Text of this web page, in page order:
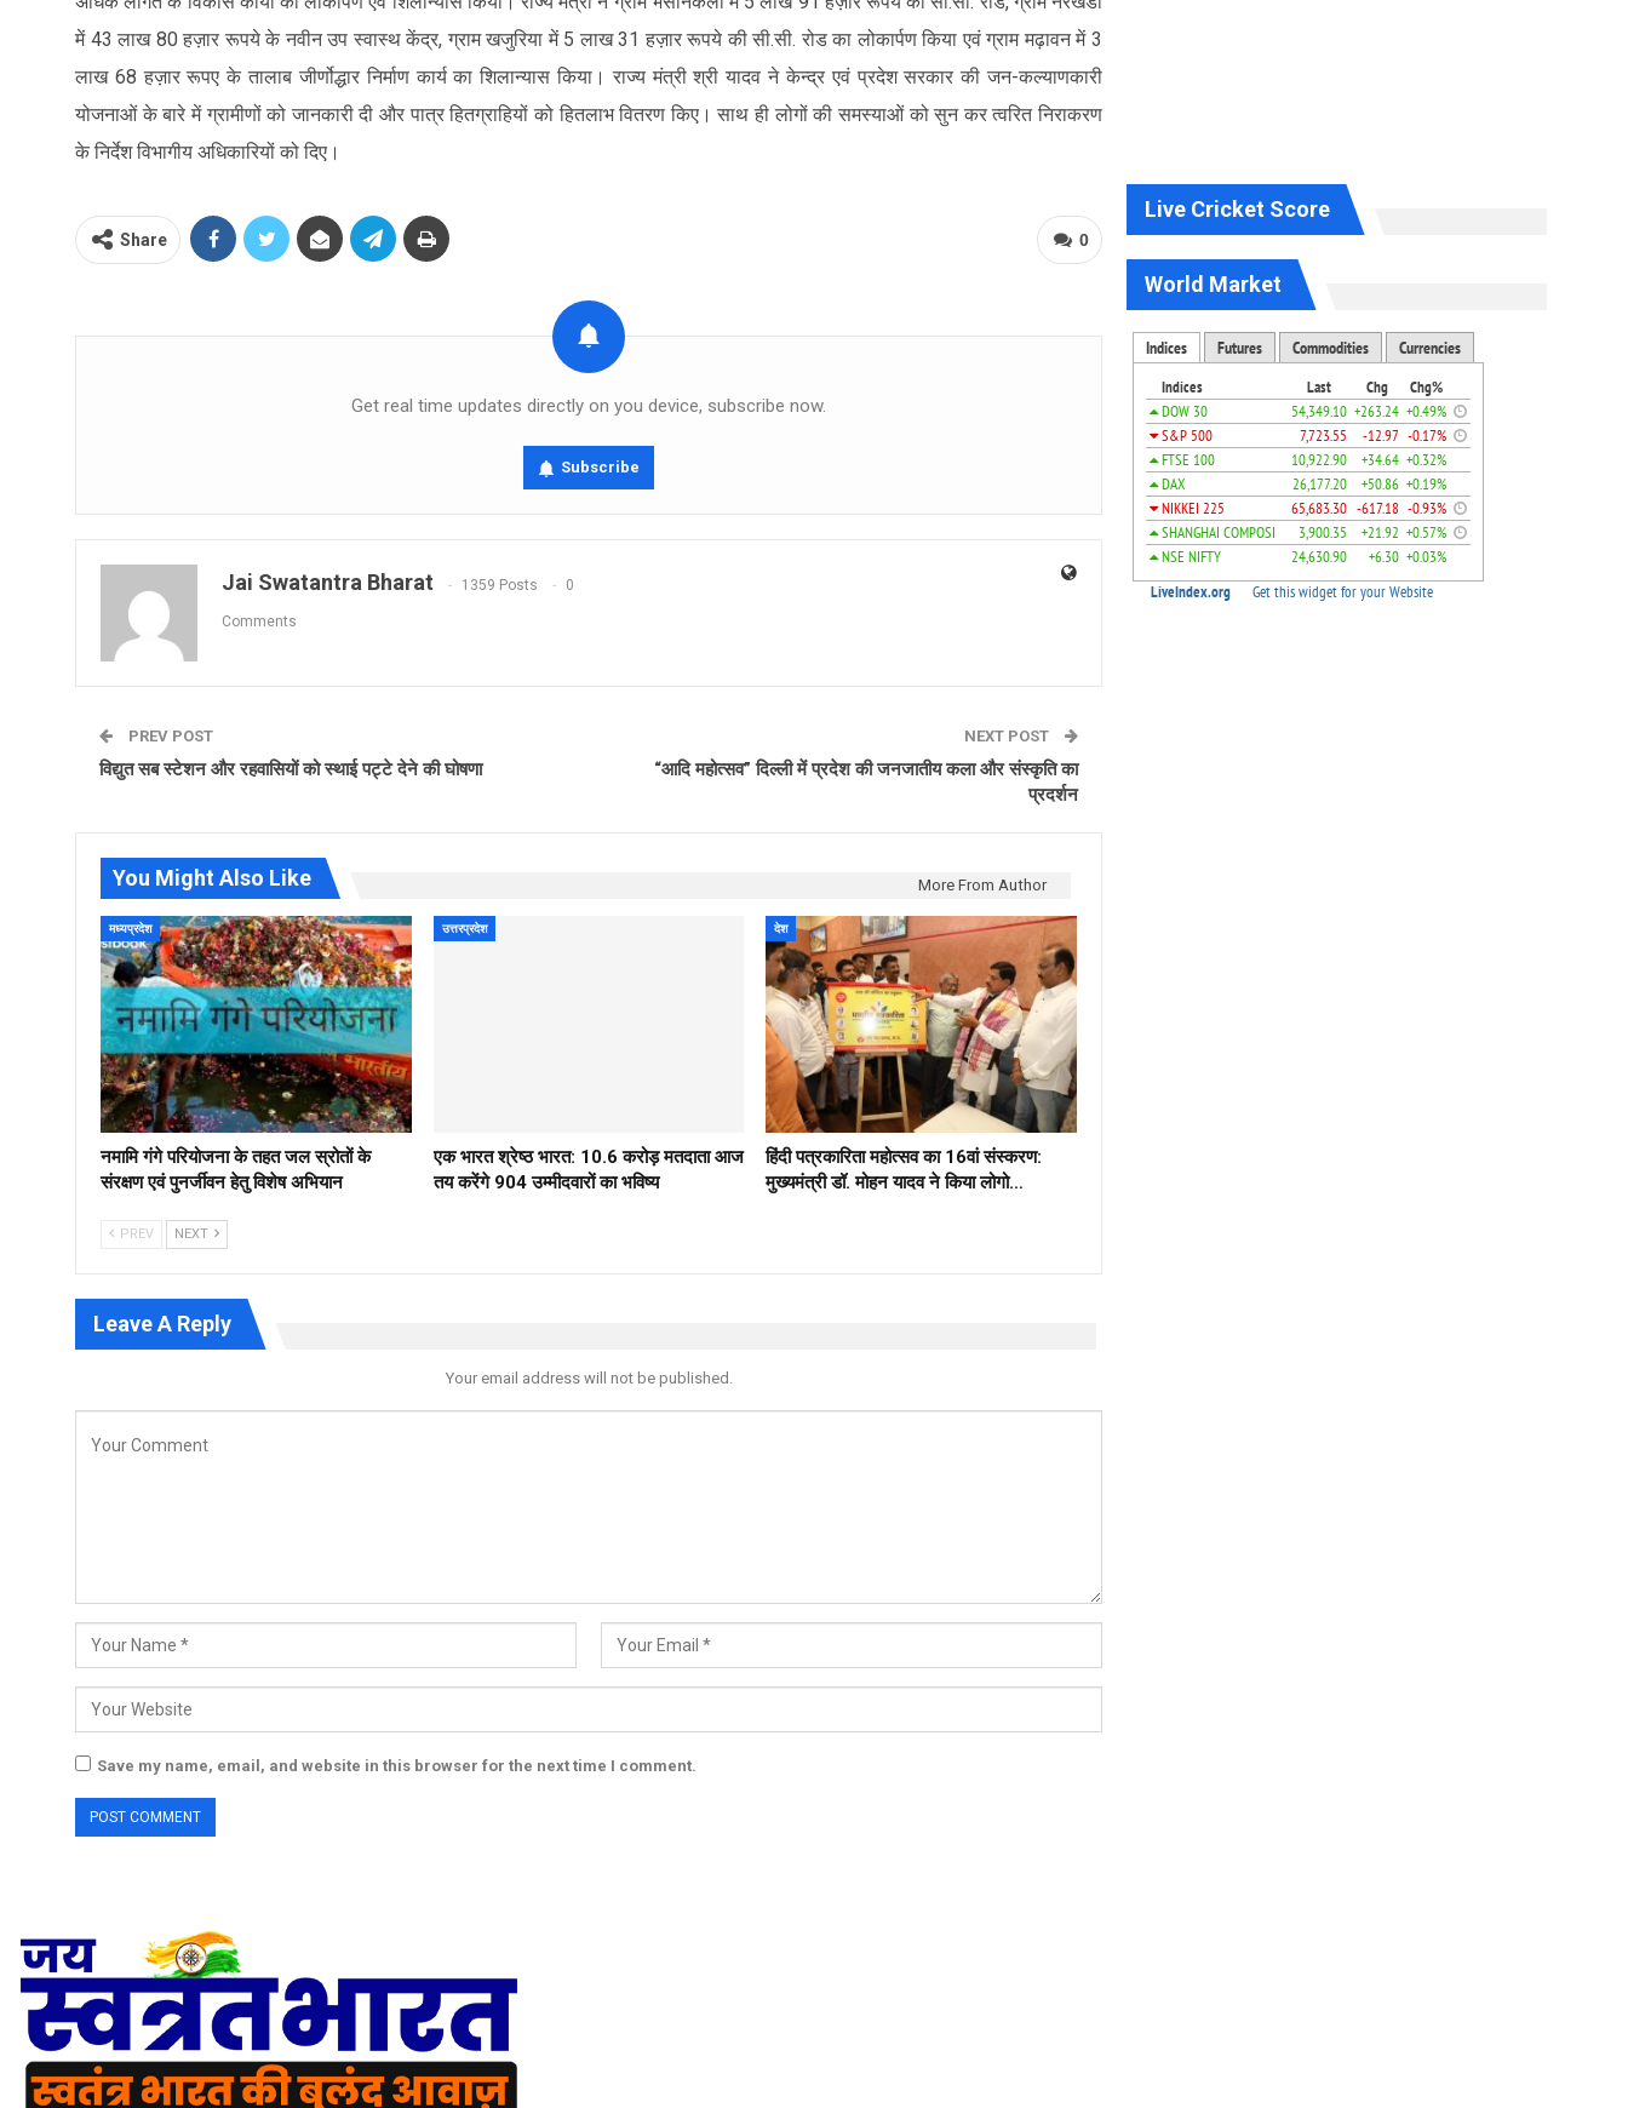
में 43 लाख 80 हज़ार रूपये के नवीन उप स्वास्थ केंद्र, ग्राम खजुरिया में 5 लाख 31 हज़ार रूपये की सी.सी. रोड का लोकार्पण किया एवं ग्राम मढ़ावन में 3
लाख 68 हज़ार रूपए के तालाब जीर्णोद्धार निर्माण कार्य का शिलान्यास किया। राज्य मंत्री श्री यादव ने केन्द्र एवं प्रदेश सरकार की जन-कल्याणकारी
योजनाओं के बारे में ग्रामीणों को जानकारी दी और पात्र हितग्राहियों को हितलाभ वितरण किए। साथ ही लोगों की समस्याओं को सुन कर त्वरित निराकरण
के निर्देश विभागीय अधिकारियों को दिए।
0
Share
Get real time updates directly on you device, subscribe now.
Subscribe
Jai Swatantra Bharat 1359 Posts 0
Comments
PREV POST
विद्युत सब स्टेशन और रहवासियों को स्थाई पट्टे देने की घोषणा
NEXT POST
“आदि महोत्सव” दिल्ली में प्रदेश की जनजातीय कला और संस्कृति का
प्रदर्शन
You Might Also Like More From Author
मध्यप्रदेश
नमामि गंगे परियोजना के तहत जल स्रोतों के
संरक्षण एवं पुनर्जीवन हेतु विशेष अभियान
उत्तरप्रदेश
एक भारत श्रेष्ठ भारत: 10.6 करोड़ मतदाता आज
तय करेंगे 904 उम्मीदवारों का भविष्य
देश
हिंदी पत्रकारिता महोत्सव का 16वां संस्करण:
मुख्यमंत्री डॉ. मोहन यादव ने किया लोगो…
PREV NEXT
Leave A Reply
Your email address will not be published.
Save my name, email, and website in this browser for the next time I comment.
Live Cricket Score
World Market